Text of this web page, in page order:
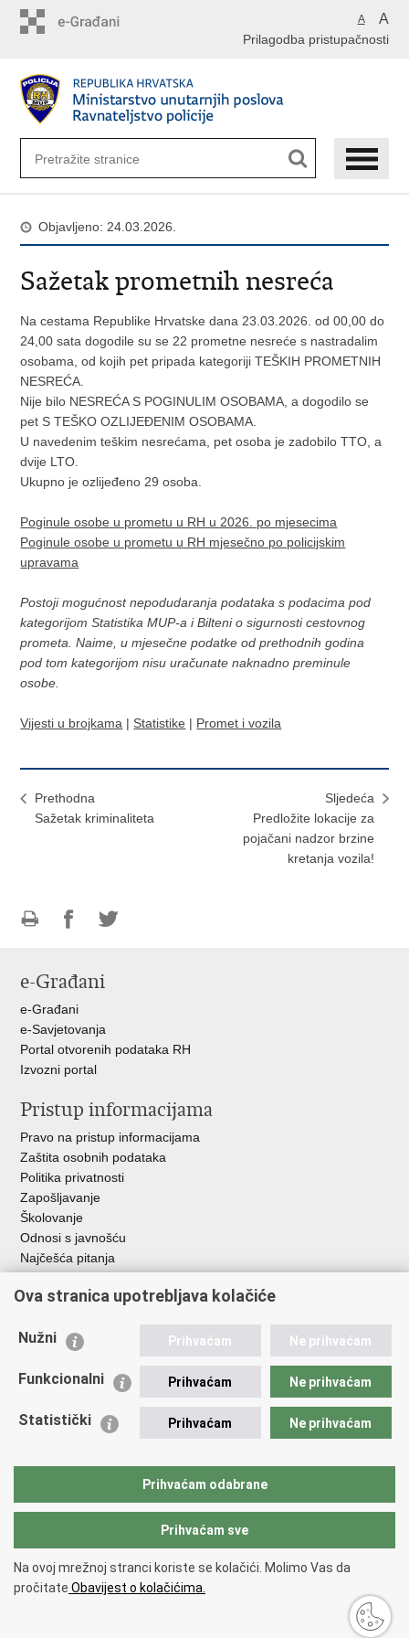
A A
Prilagodba pristupačnosti
Objavljeno: 24.03.2026.
Sažetak prometnih nesreća
Na cestama Republike Hrvatske dana 23.03.2026. od 00,00 do
24,00 sata dogodile su se 22 prometne nesreće s nastradalim
osobama, od kojih pet pripada kategoriji TEŠKIH PROMETNIH
NESREĆA.
Nije bilo NESREĆA S POGINULIM OSOBAMA, a dogodilo se
pet S TEŠKO OZLIJEĐENIM OSOBAMA.
U navedenim teškim nesrećama, pet osoba je zadobilo TTO, a
dvije LTO.
Ukupno je ozlijeđeno 29 osoba.
Poginule osobe u prometu u RH u 2026. po mjesecima
Poginule osobe u prometu u RH mjesečno po policijskim
upravama
Postoji mogućnost nepodudaranja podataka s podacima pod
kategorijom Statistika MUP-a i Bilteni o sigurnosti cestovnog
prometa. Naime, u mjesečne podatke od prethodnih godina
pod tom kategorijom nisu uračunate naknadno preminule
osobe.
Vijesti u brojkama | Statistike | Promet i vozila
Prethodna
Sažetak kriminaliteta
Sljedeća
Predložite lokacije za
pojačani nadzor brzine
kretanja vozila!
FacebookuTwitteru
e-Građani
e-Građani
e-Savjetovanja
Portal otvorenih podataka RH
Izvozni portal
Pristup informacijama
Pravo na pristup informacijama
Zaštita osobnih podataka
Politika privatnosti
Zapošljavanje
Školovanje
Odnosi s javnošću
Najčešća pitanja
Važne poveznice
EMN Nacionalna kontaktna točka za Republiku Hrvatsku
Policijska akademija
Zaklada policijske solidarnosti
Sindikati
Copyright © 2026 Ravnateljstvo policije.
pristupačnosti.
Ova stranica upotrebljava kolačiće
Nužni Prihvaćam Ne prihvaćam
Funkcionalni Prihvaćam Ne prihvaćam
Statistički Prihvaćam Ne prihvaćam
Prihvaćam odabrane
Prihvaćam sve
Na ovoj mrežnoj stranci koriste se kolačići. Molimo Vas da
pročitate Obavijest o kolačićima.